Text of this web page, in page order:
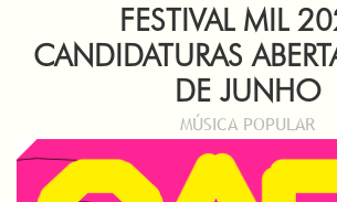
FESTIVAL MIL
CANDIDATURAS
DE JUNHO
MÚSICA POPULAR